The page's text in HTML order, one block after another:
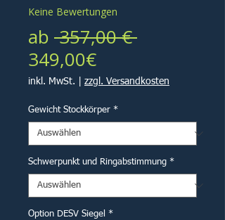
Keine Bewertungen
ab 357,00 €
349,00€Sale-
Preis
inkl. MwSt. zzgl. Versandkosten
Gewicht Stockkörper *
Schwerpunkt und Ringabstimmung *
Option DESV Siegel *